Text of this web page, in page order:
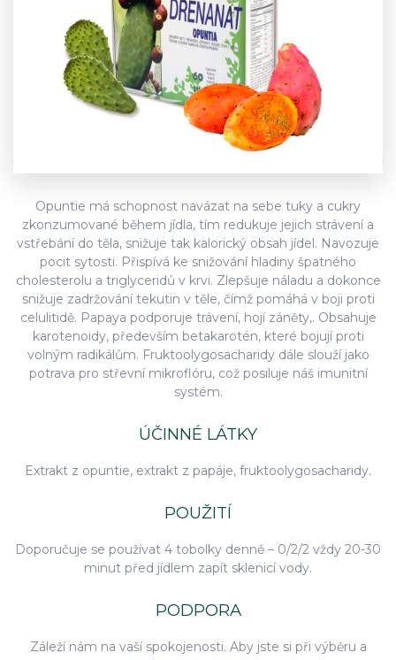
Opuntie má schopnost navázat na sebe tuky a cukry
zkonzumované během jídla, tím redukuje jejich strávení a
vstřebání do těla, snižuje tak kalorický obsah jídel. Navozuje
pocit sytosti. Přispívá ke snižování hladiny špatného
cholesterolu a triglyceridů v krvi. Zlepšuje náladu a dokonce
snižuje zadržování tekutin v těle, čímž pomáhá v boji proti
celulitidě. Papaya podporuje trávení, hojí záněty,. Obsahuje
karotenoidy, především betakarotén, které bojují proti
volným radikálům. Fruktoolygosacharidy dále slouží jako
potrava pro střevní mikroflóru, což posiluje náš imunitní
systém.
ÚČINNÉ LÁTKY
Extrakt z opuntie, extrakt z papáje, fruktoolygosacharidy.
POUŽITÍ
Doporučuje se používat 4 tobolky denně – 0/2/2 vždy 20-30
minut před jídlem zapít sklenicí vody.
PODPORA
Záleží nám na vaší spokojenosti. Aby jste si při výběru a